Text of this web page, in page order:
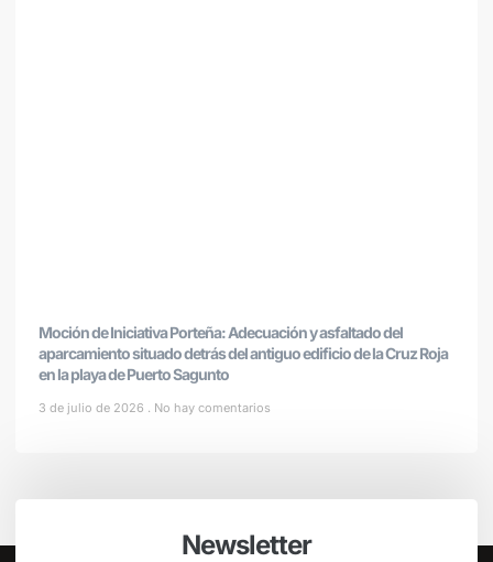
Moción de Iniciativa Porteña: Adecuación y asfaltado del
aparcamiento situado detrás del antiguo edificio de la Cruz Roja
en la playa de Puerto Sagunto
3 de julio de 2026 No hay comentarios
Newsletter